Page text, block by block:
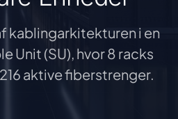
kablingarkitekturen i en
Unit (SU), hvor 8 racks
aktive fiberstrenger.